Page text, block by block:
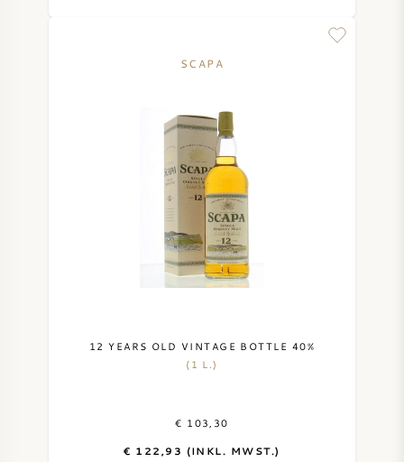
SCAPA
12 YEARS OLD VINTAGE BOTTLE 40%
(1 L.)
€ 103,30
€ 122,93 (INKL. MWST.)